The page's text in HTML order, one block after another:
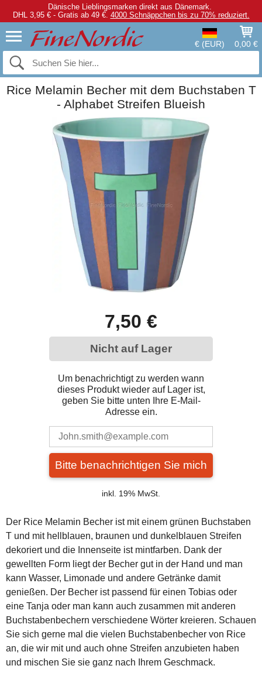
Dänische Lieblingsmarken direkt aus Dänemark.
DHL 3,95 € - Gratis ab 49 €. 4000 Schnäppchen bis zu 70% reduziert.
€ (EUR) 0,00 €
Rice Melamin Becher mit dem Buchstaben T
- Alphabet Streifen Blueish
7,50 €
Nicht auf Lager
Um benachrichtigt zu werden wann
dieses Produkt wieder auf Lager ist,
geben Sie bitte unten Ihre E-Mail-
Adresse ein.
Bitte benachrichtigen Sie mich
inkl. 19% MwSt.
Der Rice Melamin Becher ist mit einem grünen Buchstaben
T und mit hellblauen, braunen und dunkelblauen Streifen
dekoriert und die Innenseite ist mintfarben. Dank der
gewellten Form liegt der Becher gut in der Hand und man
kann Wasser, Limonade und andere Getränke damit
genießen. Der Becher ist passend für einen Tobias oder
eine Tanja oder man kann auch zusammen mit anderen
Buchstabenbechern verschiedene Wörter kreieren. Schauen
Sie sich gerne mal die vielen Buchstabenbecher von Rice
an, die wir mit und auch ohne Streifen anzubieten haben
und mischen Sie sie ganz nach Ihrem Geschmack.